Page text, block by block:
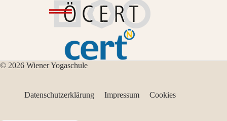
© 2026 Wiener Yogaschule
Datenschutzerklärung Impressum Cookies